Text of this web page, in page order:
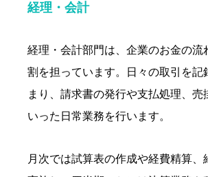
経理・会計
経理・会計部門は、企業のお金の流
割を担っています。日々の取引を記
まり、請求書の発行や支払処理、
いった日常業務を行います。
月次では試算表の作成や経費精算